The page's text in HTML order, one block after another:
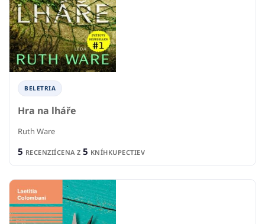
BELETRIA
Hra na lháře
Ruth Ware
5 RECENZIÍCENA Z 5 KNÍHKUPECTIEV